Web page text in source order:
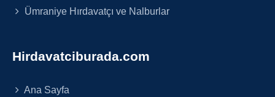
Ümraniye Hırdavatçı ve Nalburlar
Hirdavatciburada.com
Ana Sayfa